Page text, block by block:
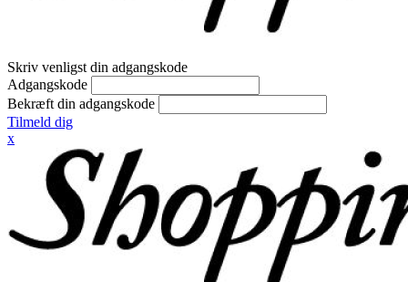
Skriv venligst din adgangskode
Adgangskode
Bekræft din adgangskode
Tilmeld dig
x